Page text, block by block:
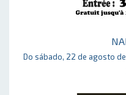
Do sábado, 22 de agosto